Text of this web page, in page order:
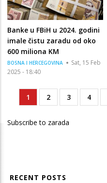
Banke u FBiH u 2024. godini
imale čistu zaradu od oko
600 miliona KM
BOSNA I HERCEGOVINA
Sat, 15 Feb
2025 - 18:40
Pagination
Current
page
1 Page
2 Page
3 Page
4
Subscribe to zarada
RECENT POSTS